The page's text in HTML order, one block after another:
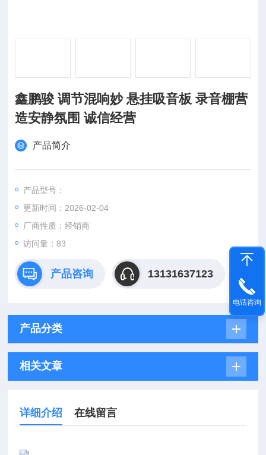
鑫鹏骏 调节混响妙 悬挂吸音板 录音棚营
造安静氛围 诚信经营
产品简介
产品型号：
更新时间：2026-02-04
厂商性质：经销商
访问量：83
产品咨询 13131637123
产品分类
相关文章
详细介绍 在线留言
电话咨询